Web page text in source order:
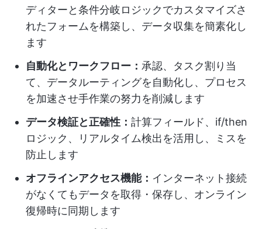
ディターと条件分岐ロジックでカスタマイズさ
れたフォームを構築し、データ収集を簡素化し
ます
自動化とワークフロー： 承認、タスク割り当
て、データルーティングを自動化し、プロセス
を加速させ手作業の努力を削減します
データ検証と正確性： 計算フィールド、if/then
ロジック、リアルタイム検出を活用し、ミスを
防止します
オフラインアクセス機能： インターネット接続
がなくてもデータを取得・保存し、オンライン
復帰時に同期します